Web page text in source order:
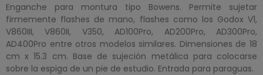
Enganche para montura tipo Bowens. Permite sujetar
firmemente flashes de mano, flashes como los Godox V1,
V860III, V860II, V350, AD100Pro, AD200Pro, AD300Pro,
AD400Pro entre otros modelos similares. Dimensiones de 18
cm x 15.3 cm. Base de sujeción metálica para colocarse
sobre la espiga de un pie de estudio. Entrada para paraguas.